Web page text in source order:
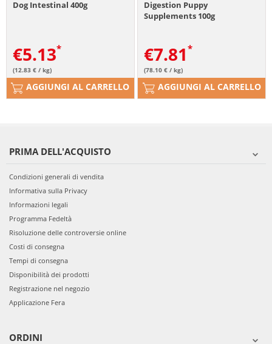
Dog Intestinal 400g
€5.13
(12.83 € / kg)
AGGIUNGI AL CARRELLO
Digestion Puppy
Supplements 100g
cuccioli
€7.81
(78.10 € / kg)
AGGIUNGI AL CARRELLO
PRIMA DELL'ACQUISTO
Condizioni generali di vendita
Informativa sulla Privacy
Informazioni legali
Programma Fedeltà
Risoluzione delle controversie online
Costi di consegna
Tempi di consegna
Disponibilità dei prodotti
Registrazione nel negozio
Applicazione Fera
ORDINI